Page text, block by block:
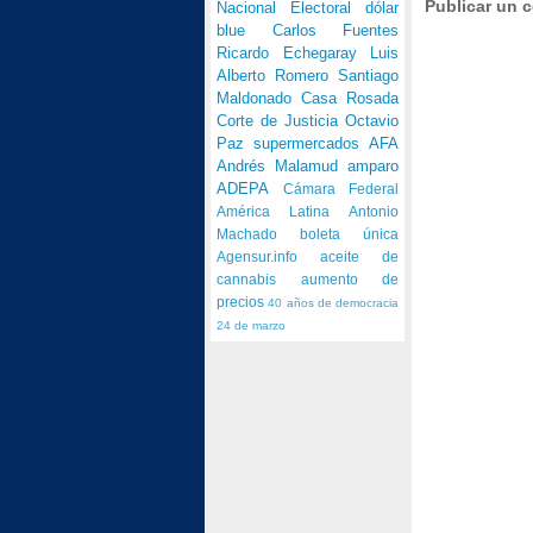
Publicar un
Nacional Electoral dólar
blue Carlos Fuentes
Ricardo Echegaray
Luis
Alberto Romero Santiago
Maldonado Casa Rosada
Corte de Justicia Octavio
Paz supermercados AFA
Andrés Malamud amparo
ADEPA
Cámara Federal
América Latina Antonio
Machado boleta única
Agensur.info aceite de
cannabis aumento de
precios40 años de democracia
24 de marzo